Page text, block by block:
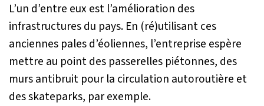
L’un d’entre eux est l’amélioration des
infrastructures du pays. En (ré)utilisant ces
anciennes pales d’éoliennes, l’entreprise espère
mettre au point des passerelles piétonnes, des
murs antibruit pour la circulation autoroutière et
des skateparks, par exemple.